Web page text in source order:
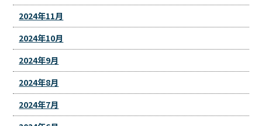
2024年11月
2024年10月
2024年9月
2024年8月
2024年7月